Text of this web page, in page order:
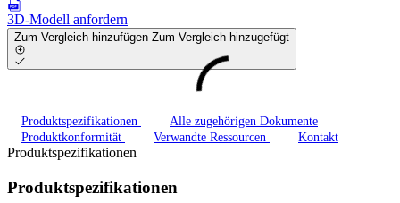
3D-Modell anfordern
Zum Vergleich hinzufügen Zum Vergleich hinzugefügt
Produktspezifikationen
Alle zugehörigen Dokumente
Produktkonformität
Verwandte Ressourcen Kontakt
Produktspezifikationen
Produktspezifikationen